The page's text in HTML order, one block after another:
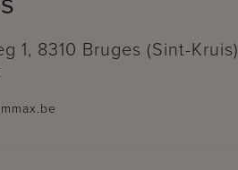
1, 8310 Bruges (Sint-Kruis)